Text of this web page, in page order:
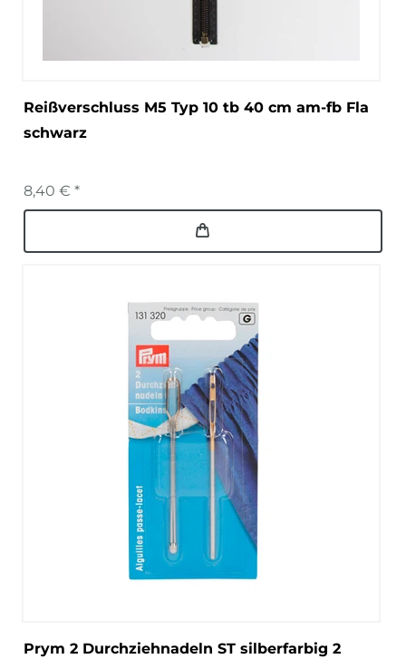
Reißverschluss M5 Typ 10 tb 40 cm am-fb Fla
schwarz
8,40 € *
Prym 2 Durchziehnadeln ST silberfarbig 2